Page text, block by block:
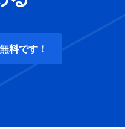
料です！